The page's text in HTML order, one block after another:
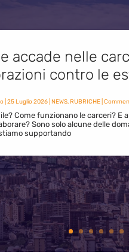
accade nelle
contro le
| 25 Luglio 2026| NEWS,RUBRICHE|
Come funzionano le carceri? E
Sono solo alcune delle
supportando